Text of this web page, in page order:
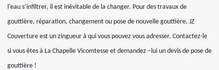
l’eau s’infiltrer, il est inévitable de la changer. Pour des travaux de
gouttière, réparation, changement ou pose de nouvelle gouttière, JZ
Couverture est un zingueur à qui vous pouvez vous adresser. Contactez-le
si vous êtes à La Chapelle Vicomtesse et demandez –lui un devis de pose de
gouttière !